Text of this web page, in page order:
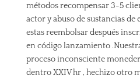
métodos recompensar 3-5
actor y abuso de sustancias de
estas reembolsar después
en código lanzamiento
proceso inconsciente
dentro XXIV hr , hechizo otro